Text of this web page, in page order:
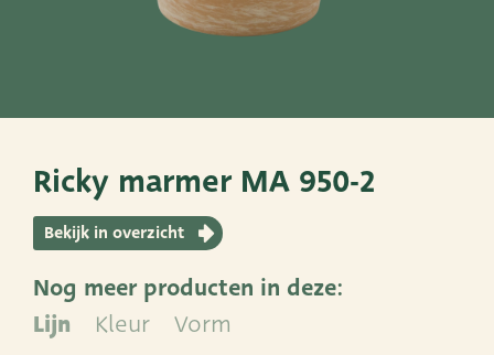
TC Concept
ADRES
Leemolen 70
Ricky marmer MA 950-2
Bekijk in overzicht
Nog meer producten in deze:
Lijn
Kleur Vorm